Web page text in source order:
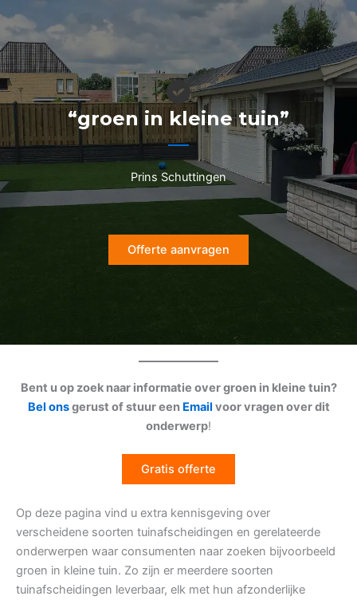
naar
de
inhoud
“groen in kleine tuin”
Prins Schuttingen
Offerte aanvragen
Bent u op zoek naar informatie over groen in kleine tuin?
Bel onsgerust of stuur een Email voor vragen over dit
onderwerp!
Gratis offerte
Op deze pagina vind u extra kennisgeving over
verscheidene soorten tuinafscheidingen en gerelateerde
onderwerpen waar consumenten naar zoeken bijvoorbeeld
groen in kleine tuin. Zo zijn er meerdere soorten
tuinafscheidingen leverbaar, elk met hun afzonderlijke